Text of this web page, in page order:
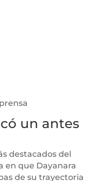
un antes
destacados del
en que Dayanara
de su trayectoria